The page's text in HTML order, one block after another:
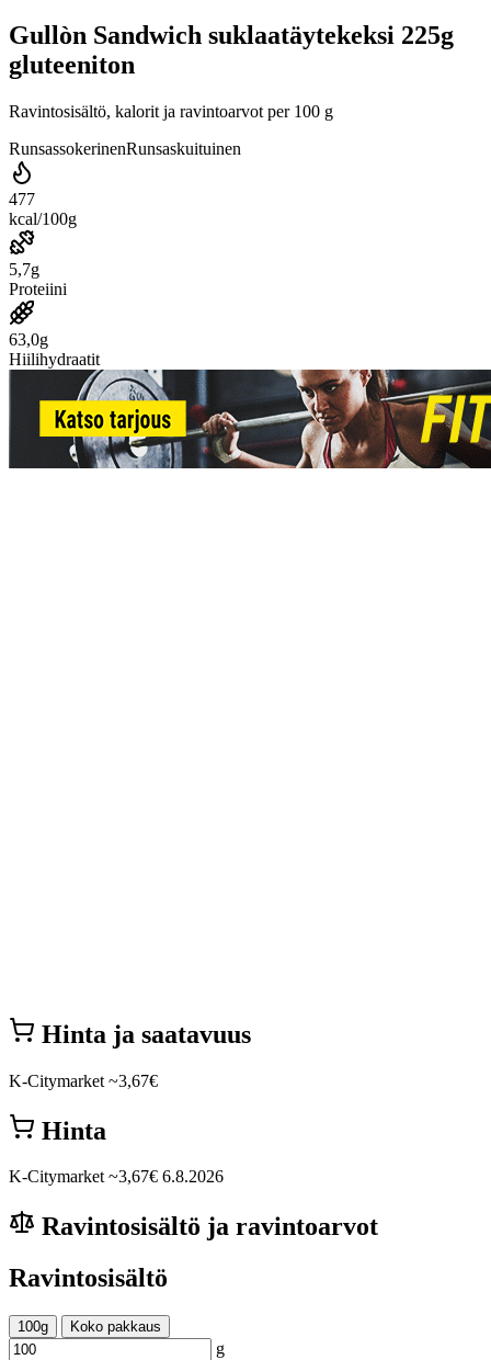
Gullòn Sandwich suklaatäytekeksi 225g
gluteeniton
Ravintosisältö, kalorit ja ravintoarvot per 100 g
RunsassokerinenRunsaskuituinen
477
kcal/100g
5,7g
Proteiini
63,0g
Hiilihydraatit
Hinta ja saatavuus
K-Citymarket ~3,67€
Hinta
K-Citymarket ~3,67€ 6.8.2026
Ravintosisältö ja ravintoarvot
Ravintosisältö
100g Koko pakkaus
g